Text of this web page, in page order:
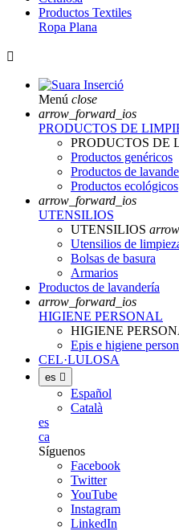
Productos Textiles
Ropa Plana

Menú close
arrow_forward_ios
PRODUCTOS DE
PRODUCTOS DE
Productos genéricos
Productos de
Productos ecológicos
arrow_forward_ios
UTENSILIOS
UTENSILIOS
Utensilios de
Bolsas de basura
Armarios
Productos de lavandería
arrow_forward_ios
HIGIENE PERSONAL
HIGIENE
Epis e higiene
CEL·LULOSA
es 
Español
Català
es
ca
Síguenos
Facebook
Twitter
YouTube
Instagram
LinkedIn